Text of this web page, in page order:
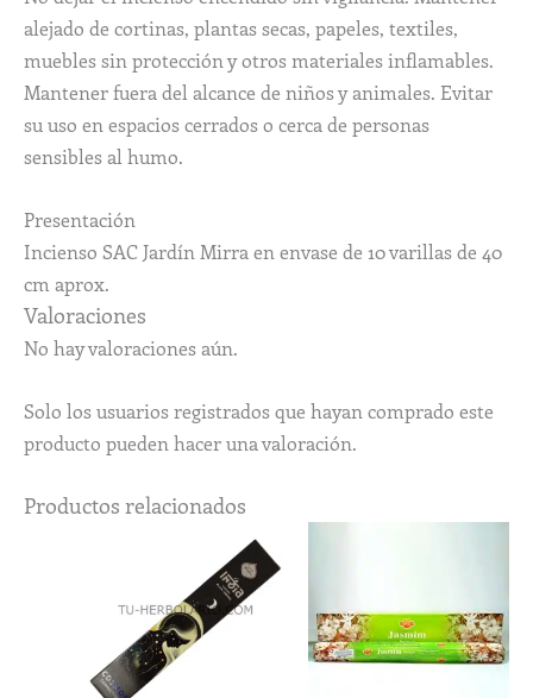
alejado de cortinas, plantas secas, papeles, textiles,
muebles sin protección y otros materiales inflamables.
Mantener fuera del alcance de niños y animales. Evitar
su uso en espacios cerrados o cerca de personas
sensibles al humo.
Presentación
Incienso SAC Jardín Mirra en envase de 10 varillas de 40
cm aprox.
Valoraciones
No hay valoraciones aún.
Solo los usuarios registrados que hayan comprado este
producto pueden hacer una valoración.
Productos relacionados